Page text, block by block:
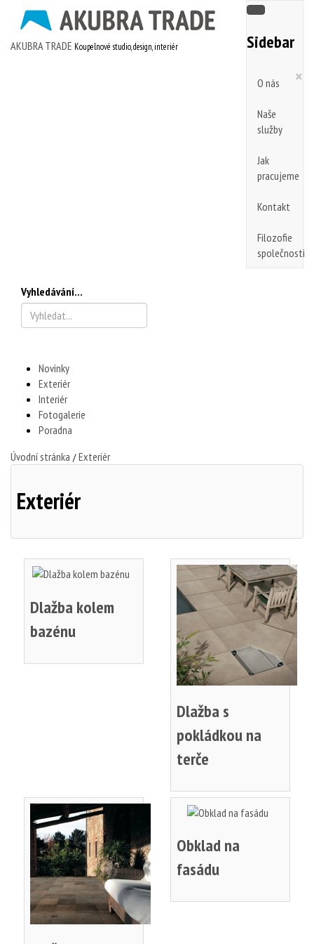
AKUBRA TRADE Koupelnové studio, design, interiér
Sidebar
×
O nás
Naše
služby
Jak
pracujeme
Kontakt
Filozofie
společnosti
Vyhledávání...
Novinky
Exteriér
Interiér
Fotogalerie
Poradna
Úvodní stránka / Exteriér
Exteriér
Dlažba kolem
bazénu
Dlažba s
pokládkou na
terče
Obklad na
fasádu